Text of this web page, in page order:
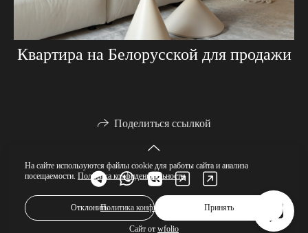
Квартира на Белорусской для продажи
Поделиться ссылкой
Политика конфиденциальности
Сайт от wfolio
На сайте используются файлы cookie для работы сайта и анализа
посещаемости. Политика конфиденциальности
Отклонить Принять